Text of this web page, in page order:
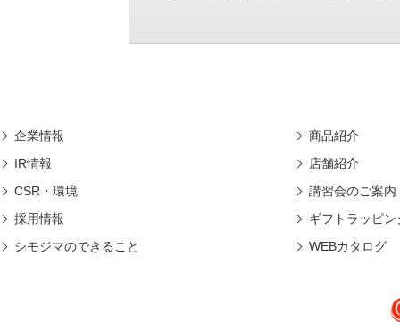
企業情報
IR情報
CSR・環境
採用情報
シモジマのできること
商品紹介
店舗紹介
講習会のご案内
ギフトラッピン
WEBカタログ